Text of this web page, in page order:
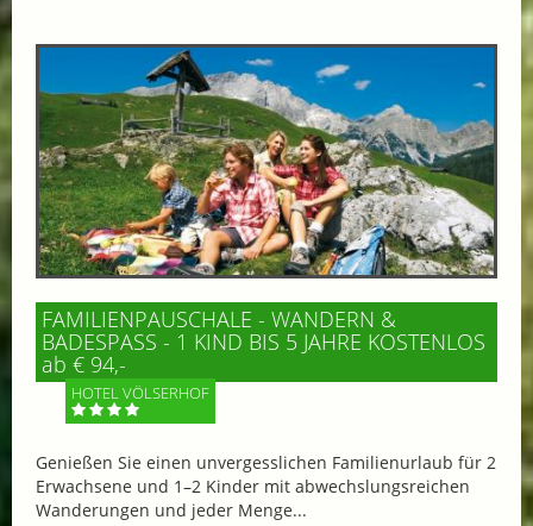
FAMILIENPAUSCHALE - WANDERN &
BADESPASS - 1 KIND BIS 5 JAHRE KOSTENLOS
ab € 94,-
HOTEL VÖLSERHOF
Genießen Sie einen unvergesslichen Familienurlaub für 2
Erwachsene und 1–2 Kinder mit abwechslungsreichen
Wanderungen und jeder Menge...